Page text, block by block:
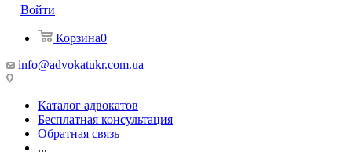
Войти
Корзина0
info@advokatukr.com.ua
Каталог адвокатов
Бесплатная консультация
Обратная связь
...